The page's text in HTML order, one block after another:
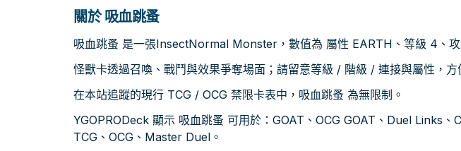
關於 吸血跳蚤
吸血跳蚤 是一張InsectNormal Monster，數值為 屬性 EARTH、等級 4、攻
怪獸卡透過召喚、戰鬥與效果爭奪場面；請留意等級 / 階級 / 連接與屬性，方
在本站追蹤的現行 TCG / OCG 禁限卡表中，吸血跳蚤 為無限制。
YGOPRODeck 顯示 吸血跳蚤 可用於：GOAT、OCG GOAT、Duel Links、
TCG、OCG、Master Duel。